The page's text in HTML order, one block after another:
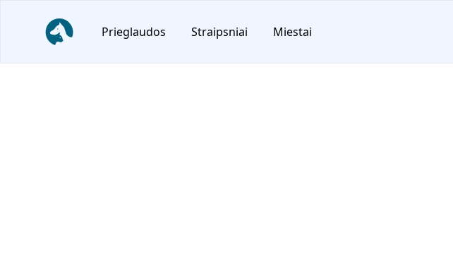
NoriuNamu.ltPrieglaudos Straipsniai Miestai